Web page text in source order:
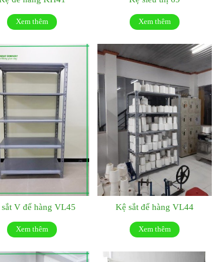
Xem thêm Xem thêm
V để hàng VL45
Xem thêm
Kệ sắt để hàng VL44
Xem thêm